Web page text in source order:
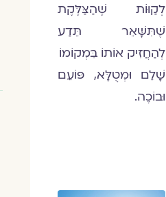
לְקַוּוֹת שֶׁהַצַּלֶּקֶת
שֶׁתִּשָּׁאֵר תֵּדַע
לְהַחֲזִיק אוֹתוֹ בִּמְקוֹמוֹ
שָׁלֵם וּמְטֻלָּא, פּוֹעֵם
וּבוֹכֶה.